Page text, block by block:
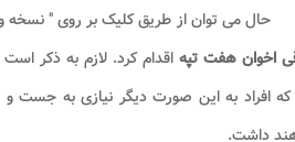
حال می توان از طریق کلیک بر روی "
اخوان هفت تپه اقدام کرد. لازم به ذکر
افراد به این صورت دیگر نیازی به جست
داشت.